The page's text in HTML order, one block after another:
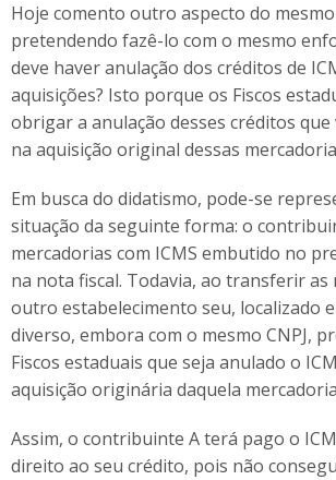
Hoje comento outro aspecto do
pretendendo fazê-lo com o mesmo
deve haver anulação dos créditos de
aquisições? Isto porque os Fiscos
obrigar a anulação desses créditos
na aquisição original dessas
Em busca do didatismo, pode-se
situação da seguinte forma: o
mercadorias com ICMS embutido no
na nota fiscal. Todavia, ao transferir as
outro estabelecimento seu, localizado
diverso, embora com o mesmo CNPJ,
Fiscos estaduais que seja anulado o
aquisição originária daquela
Assim, o contribuinte A terá pago o
direito ao seu crédito, pois não